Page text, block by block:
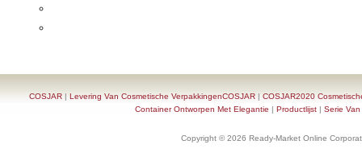
COSJAR | Levering Van Cosmetische VerpakkingenCOSJAR | COSJAR2020
Container Ontworpen Met Elegantie | Productlijst | Serie
Copyright © 2026 Ready-Market Online